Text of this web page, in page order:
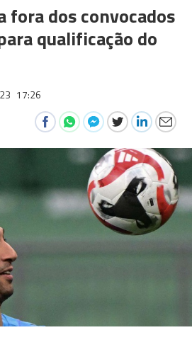
fora dos convocados
qualificação do
17:26